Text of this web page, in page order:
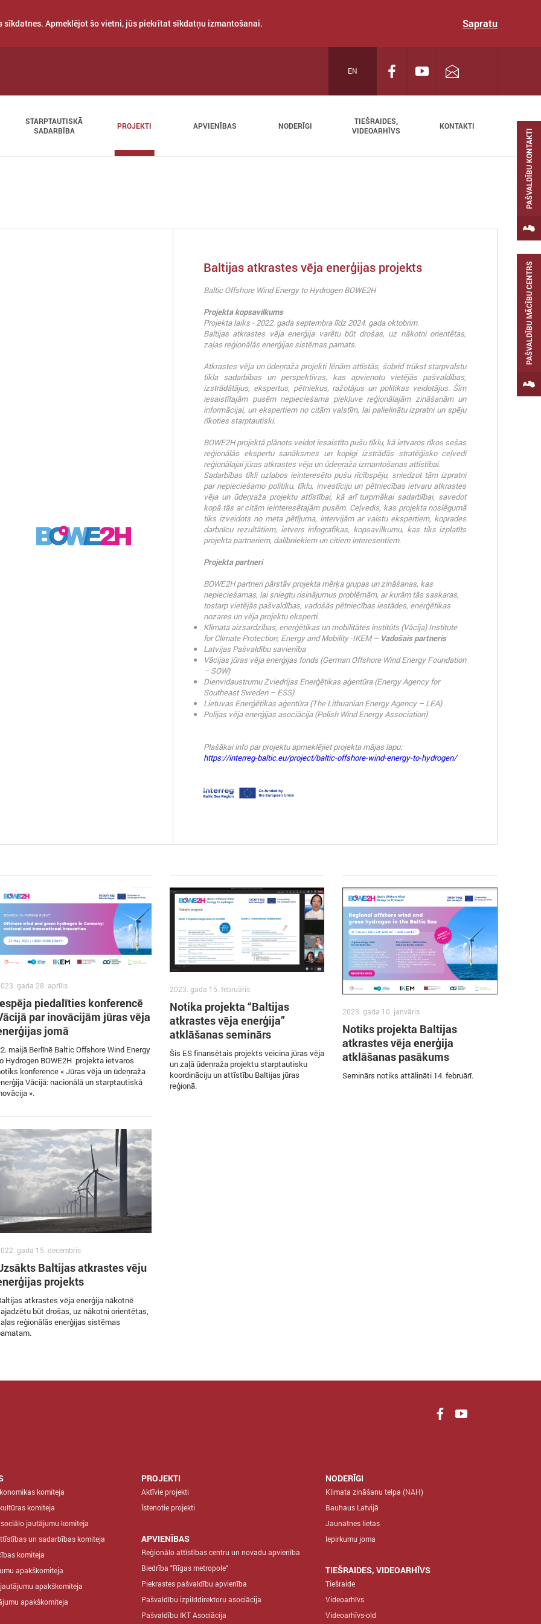
Apmeklējot šo vietni, jūs piekrītat sīkdatņu izmantošanai. Sapratu
PAŠVALDĪBU KONTAKTI
PAŠVALDĪBU MĀCĪBU CENTRS
EN
STARPTAUTISKĀ
SADARBĪBA
PROJEKTI APVIENĪBAS NODERĪGI
TIEŠRAIDES,
VIDEOARHĪVS
KONTAKTI
Baltijas atkrastes vēja enerģijas projekts
Baltic Offshore Wind Energy to Hydrogen BOWE2H
Projekta kopsavilkums
Projekta laiks - 2022. gada septembra līdz 2024. gada oktobrim.
Baltijas atkrastes vēja enerģija varētu būt drošas, uz nākotni orientētas,
zaļas reģionālās enerģijas sistēmas pamats.
Atkrastes vēja un ūdeņraža projekti lēnām attīstās, šobrīd trūkst starpvalstu
tīkla sadarbības un perspektīvas, kas apvienotu vietējās pašvaldības,
izstrādātājus, ekspertus, pētniekus, ražotājus un politikas veidotājus. Šīm
iesaistītajām pusēm nepieciešama piekļuve reģionālajām zināšanām un
informācijai, un ekspertiem no citām valstīm, lai palielinātu izpratni un spēju
rīkoties starptautiski.
BOWE2H projektā plānots veidot iesaistīto pušu tīklu, kā ietvaros rīkos sešas
reģionālās ekspertu sanāksmes un kopīgi izstrādās stratēģisko ceļvedi
reģionālajai jūras atkrastes vēja un ūdeņraža izmantošanas attīstībai.
Sadarbības tīkli uzlabos ieinteresēto pušu rīcībspēju, sniedzot tām izpratni
par nepieciešamo politiku, tīklu, investīciju un pētniecības ietvaru atkrastes
vēja un ūdeņraža projektu attīstībai, kā arī turpmākai sadarbībai, savedot
kopā tās ar citām ieinteresētajām pusēm. Ceļvedis, kas projekta noslēgumā
tiks izveidots no meta pētījuma, intervijām ar valstu ekspertiem, koprades
darbnīcu rezultātiem, ietvers infografikas, kopsavilkumu, kas tiks izplatīts
projekta partneriem, dalībniekiem un citiem interesentiem.
Projekta partneri
BOWE2H partneri pārstāv projekta mērķa grupas un zināšanas, kas
nepieciešamas, lai sniegtu risinājumus problēmām, ar kurām tās saskaras,
tostarp vietējās pašvaldības, vadošās pētniecības iestādes, enerģētikas
nozares un vēja projektu eksperti.
Klimata aizsardzības, enerģētikas un mobilitātes institūts (Vācija)Institute
for Climate Protection, Energy and Mobility -IKEM – Vadošais partneris
Latvijas Pašvaldību savienība
Vācijas jūras vēja enerģijas fonds(German Offshore Wind Energy Foundation
– SOW)
Dienvidaustrumu Zviedrijas Enerģētikas aģentūra(Energy Agency for
Southeast Sweden – ESS)
Lietuvas Enerģētikas aģentūra(The Lithuanian Energy Agency – LEA)
Polijas vēja enerģijas asociācija (Polish Wind Energy Association)
Plašākai info par projektu apmeklējiet projekta mājas lapu:
https://interreg-baltic.eu/project/baltic-offshore-wind-energy-to-hydrogen/
gada 28. aprīlis
piedalīties konferencē
par inovācijām jūras vēja
jomā
maijā Berlīnē Baltic Offshore Wind Energy
Hydrogen BOWE2H projekta ietvaros
konference « Jūras vēja un ūdeņraža
Vācijā: nacionālā un starptautiskā
».
2023. gada 15. februāris
Notika projekta “Baltijas
atkrastes vēja enerģija”
atklāšanas seminārs
Šis ES finansētais projekts veicina jūras vēja
un zaļā ūdeņraža projektu starptautisku
koordināciju un attīstību Baltijas jūras
reģionā.
2023. gada 10. janvāris
Notiks projekta Baltijas
atkrastes vēja enerģija
atklāšanas pasākums
Seminārs notiks attālināti 14. februārī.
gada 15. decembris
Baltijas atkrastes vēju
projekts
atkrastes vēja enerģija nākotnē
būt drošas, uz nākotni orientētas,
reģionālās enerģijas sistēmas
komiteja
komiteja
jautājumu komiteja
un sadarbības komiteja
komiteja
apakškomiteja
apakškomiteja
apakškomiteja
PROJEKTI
Aktīvie projekti
Īstenotie projekti
APVIENĪBAS
Reģionālo attīstības centru un novadu apvienība
Biedrība "Rīgas metropole"
Piekrastes pašvaldību apvienība
Pašvaldību izpilddirektoru asociācija
Pašvaldību IKT Asociācija
NODERĪGI
Klimata zināšanu telpa (NAH)
Bauhaus Latvijā
Jaunatnes lietas
Iepirkumu joma
TIEŠRAIDES, VIDEOARHĪVS
Tiešraide
Videoarhīvs
Videoarhīvs-old